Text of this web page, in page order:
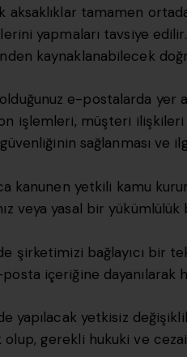
tamamen
yapmaları tavsiye edilir.
kaynaklanabilecek
e-postalarda yer
işlemleri, müşteri
sağlanması ve
kanunen yetkili kamu
veya yasal bir
şirketimizi bağlayıcı bir
içeriğine dayanılarak
yapılacak yetkisiz
gerekli hukuki ve